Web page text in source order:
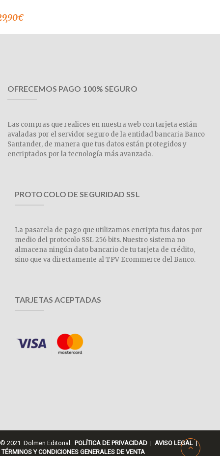
€
OFRECEMOS PAGO 100% SEGURO
Las compras que realices en nuestra web con tarjeta están
avaladas por el servidor seguro de la entidad bancaria Banco
Santander, de manera que tus datos están protegidos y
encriptados por la tecnología más avanzada.
PROTOCOLO DE SEGURIDAD SSL
La pasarela de pago que utilizamos encripta tus datos por
medio del protocolo SSL 256 bits. Nuestro sistema no
almacena ningún dato bancario de tu tarjeta de crédito,
sino que va directamente al TPV Ecommerce del Banco.
TARJETAS ACEPTADAS
© 2021 Dolmen Editorial. POLÍTICA DE PRIVACIDAD | AVISO LEGAL |
TÉRMINOS Y CONDICIONES GENERALES DE VENTA